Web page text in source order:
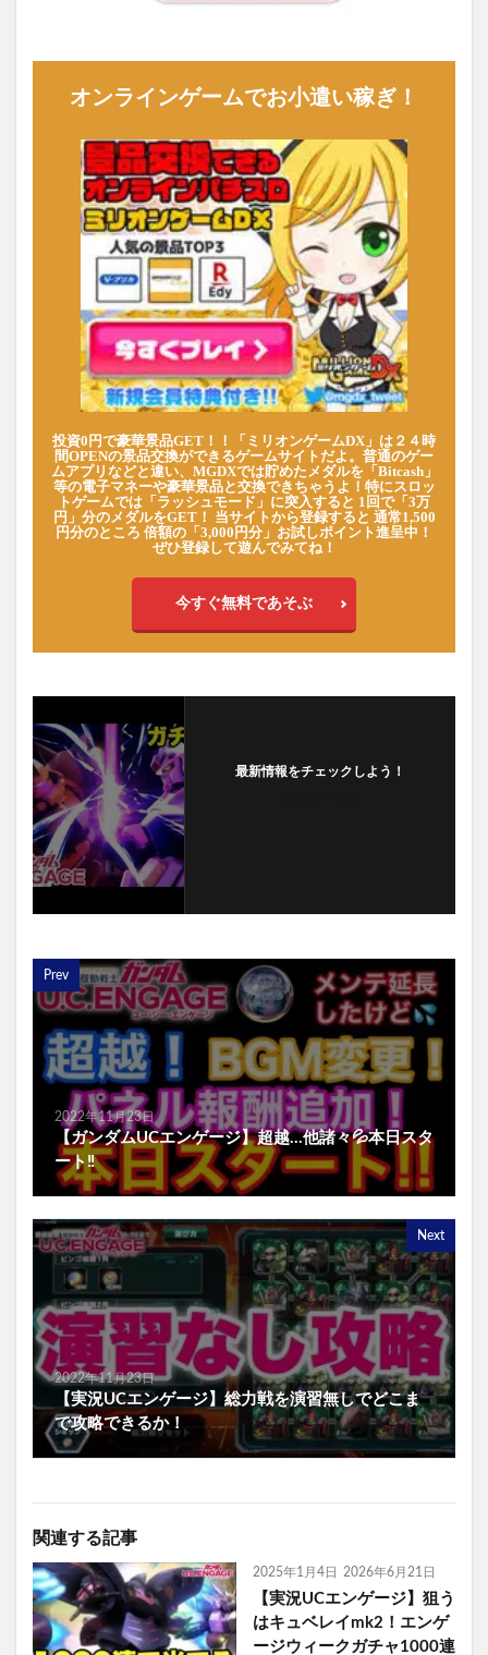
オンラインゲームでお小遣い稼ぎ！
投資0円で豪華景品GET！！「ミリオンゲームDX」は２４時
間OPENの景品交換ができるゲームサイトだよ。普通のゲー
ムアプリなどと違い、MGDXでは貯めたメダルを「Bitcash」
等の電子マネーや豪華景品と交換できちゃうよ！特にスロッ
トゲームでは「ラッシュモード」に突入すると 1回で「3万
円」分のメダルをGET！ 当サイトから登録すると 通常1,500
円分のところ 倍額の「3,000円分」お試しポイント進呈中！
ぜひ登録して遊んでみてね！
今すぐ無料であそぶ
最新情報をチェックしよう！
Prev
2022年11月23日
【ガンダムUCエンゲージ】超越…他諸々💦本日スタ
ート‼️
Next
2022年11月23日
【実況UCエンゲージ】総力戦を演習無しでどこま
で攻略できるか！
関連する記事
2025年1月4日 2026年6月21日
【実況UCエンゲージ】狙う
はキュベレイmk2！エンゲ
ージウィークガチャ1000連